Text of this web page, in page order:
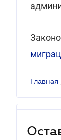
Главная